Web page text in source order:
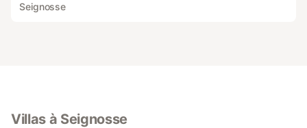
Seignosse
Villas à Seignosse